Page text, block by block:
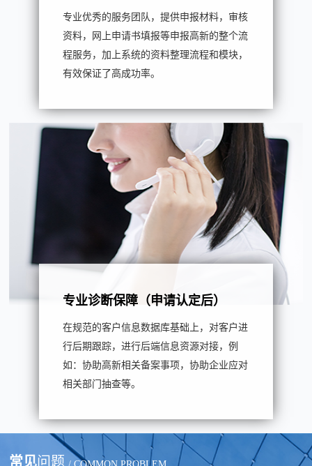
专业优秀的服务团队，提供申报材料，审核
资料，网上申请书填报等申报高新的整个流
程服务，加上系统的资料整理流程和模块，
有效保证了高成功率。
专业诊断保障（申请认定后）
在规范的客户信息数据库基础上，对客户进
行后期跟踪，进行后端信息资源对接，例
如：协助高新相关备案事项，协助企业应对
相关部门抽查等。
常见问题